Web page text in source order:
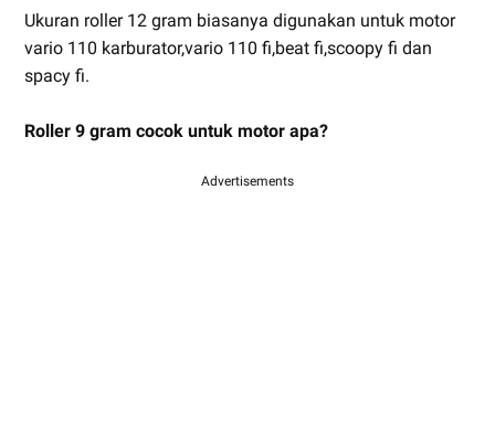
Ukuran roller 12 gram biasanya digunakan untuk motor
vario 110 karburator,vario 110 fi,beat fi,scoopy fi dan
spacy fi.
Roller 9 gram cocok untuk motor apa?
Advertisements